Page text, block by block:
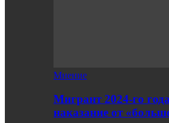
Мнение
Мигрант 2024-го
наказание от